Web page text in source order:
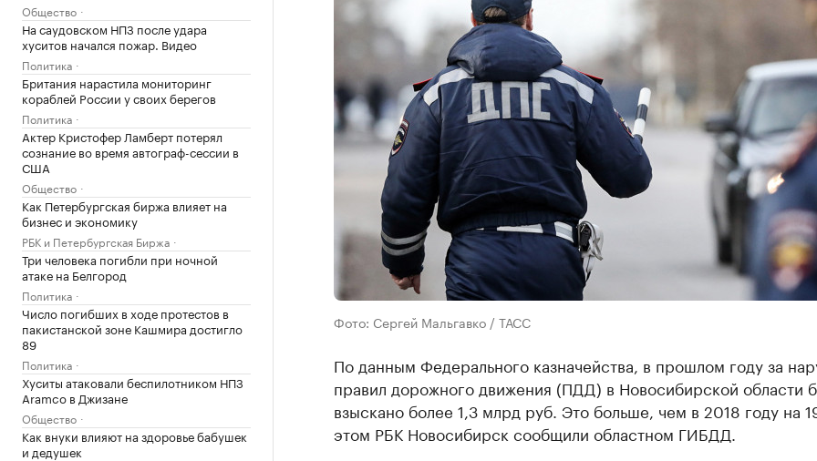
Общество
На саудовском НПЗ после удара
хуситов начался пожар. Видео
Политика
Британия нарастила мониторинг
кораблей России у своих берегов
Политика
Актер Кристофер Ламберт потерял
сознание во время автограф-сессии в
США
Общество
Как Петербургская биржа влияет на
бизнес и экономику
РБК и Петербургская Биржа
Три человека погибли при ночной
атаке на Белгород
Политика
Число погибших в ходе протестов в
пакистанской зоне Кашмира достигло
89
Политика
Хуситы атаковали беспилотником НПЗ
Aramco в Джизане
Общество
Как внуки влияют на здоровье бабушек
и дедушек
Фото: Сергей Мальгавко / ТАСС
По данным Федерального казначейства, в прошлом году за
правил дорожного движения (ПДД) в Новосибирской области
взыскано более 1,3 млрд руб. Это больше, чем в 2018 году на
этом РБК Новосибирск сообщили областном ГИБДД.